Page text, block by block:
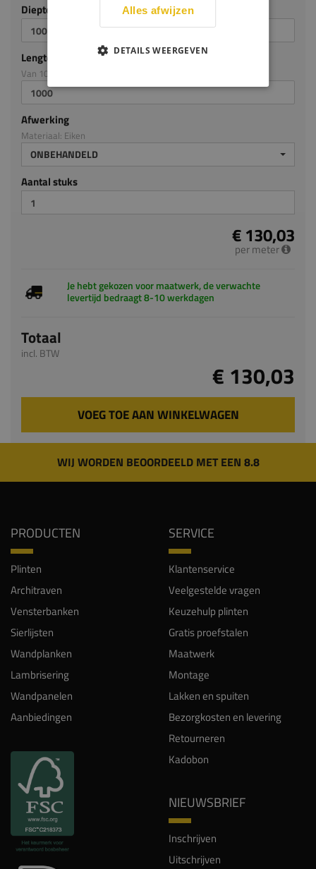
Diepte mm (milimeters)
Lengte mm (milimeters)
Van 100mm tot en met 5000mm
Afwerking
Materiaal: Eiken
ONBEHANDELD
Aantal stuks
€ 130,03
per meter
Je hebt gekozen voor maatwerk, de verwachte
levertijd bedraagt 8-10 werkdagen
Totaal
incl. BTW
€ 130,03
VOEG TOE AAN WINKELWAGEN
WIJ WORDEN BEOORDEELD MET EEN 8.8
PRODUCTEN
Plinten
Architraven
Vensterbanken
Sierlijsten
Wandplanken
Lambrisering
Wandpanelen
Aanbiedingen
SERVICE
Klantenservice
Veelgestelde vragen
Keuzehulp plinten
Gratis proefstalen
Maatwerk
Montage
Lakken en spuiten
Bezorgkosten en levering
Retourneren
Kadobon
NIEUWSBRIEF
Inschrijven
Uitschrijven
Alles afwijzen
DETAILS WEERGEVEN